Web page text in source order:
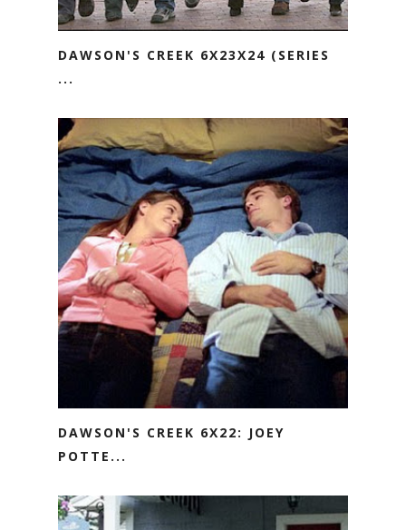
DAWSON'S CREEK 6X23X24 (SERIES
...
DAWSON'S CREEK 6X22: JOEY
POTTE...